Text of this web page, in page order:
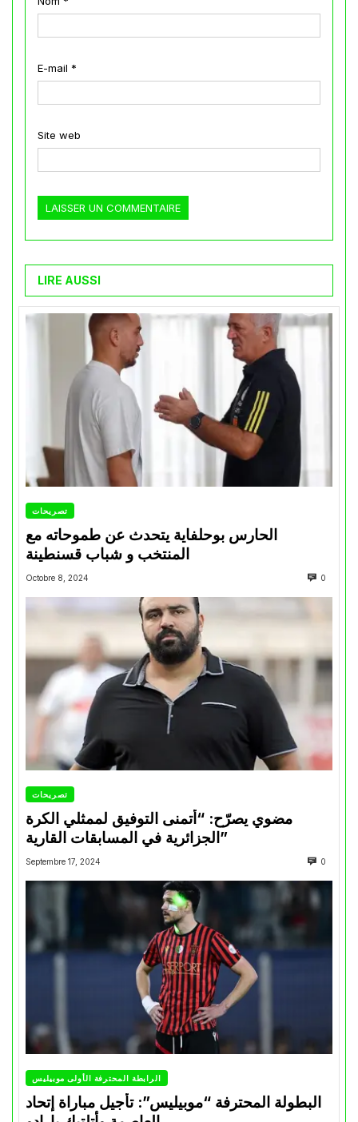
E-mail *
Site web
LIRE AUSSI
تصريحات
الحارس بوحلفاية يتحدث عن طموحاته مع
المنتخب و شباب قسنطينة
Octobre 8, 2024 0
تصريحات
مضوي يصرّح: “أتمنى التوفيق لممثلي الكرة
الجزائرية في المسابقات القارية”
Septembre 17, 2024 0
الرابطة المحترفة الأولى موبيليس
البطولة المحترفة “موبيليس”: تأجيل مباراة إتحاد